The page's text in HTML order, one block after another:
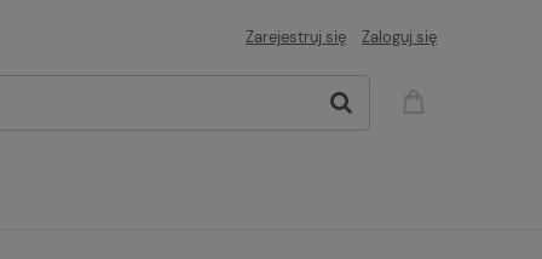
Zarejestruj się Zaloguj się